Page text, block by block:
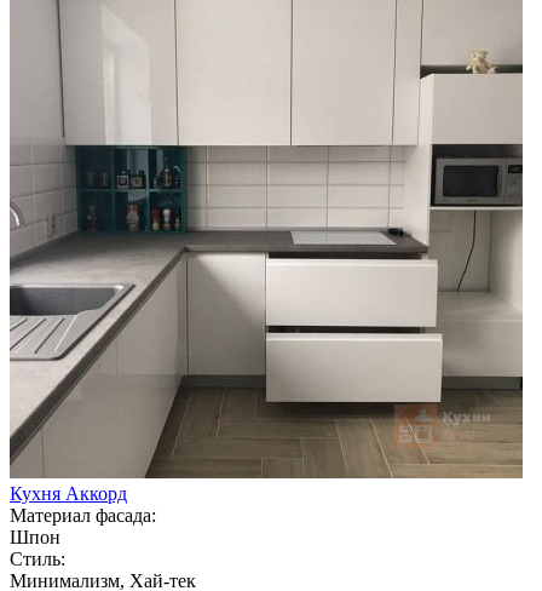
Кухня Аккорд
Материал фасада:
Шпон
Стиль:
Минимализм, Хай-тек